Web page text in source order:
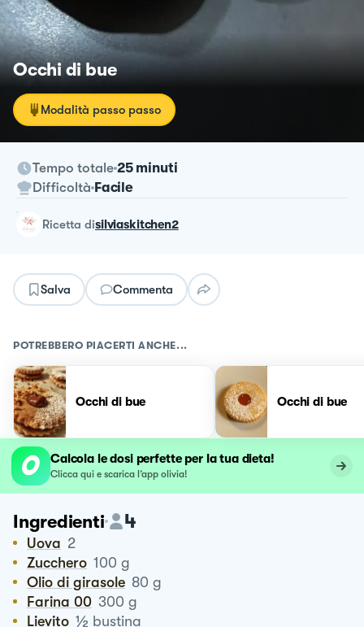
Occhi di bue
Modalità passo passo
Tempo totale 25 minuti
Difficoltà Facile
ricetta disilviaskitchen2
Salva Commenta
POTREBBERO PIACERTI ANCHE...
Occhi di bue Occhi di bue
Calcola le dosi perfette per la tua dieta!
Clicca qui e scarica l’app olivia!
Ingredienti 4
Uova 2
Zucchero 100 g
Olio di girasole 80 g
Farina 00 300 g
Lievito ½ bustina